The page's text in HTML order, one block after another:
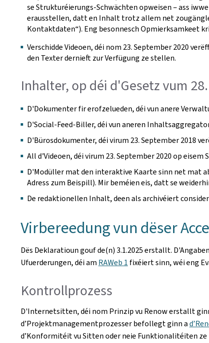
se Strukturéierungs-Schwächten opweisen ‒ ass
erausstellen, datt en Inhalt trotz allem net
Kontaktdaten“). Eng besonnesch Opmierksamkeet
Verschidde Videoen, déi nom 23. September 2020
den Texter dernieft zur Verfügung ze stellen.
Inhalter, op déi d'Gesetz vum
D'Dokumenter fir erofzelueden, déi vun anere
D'Social-Feed-Biller, déi vun aneren
D'Bürosdokumenter, déi virum 23. September 2018
All d'Videoen, déi virum 23. September 2020 op
D'Modüller mat den interaktive Kaarte sinn net mat
Adress zum Beispill). Mir beméien eis, datt se
De redaktionellen Inhalt, deen als archivéiert
Virbereedung vun dëser
Dës Deklaratioun gouf de(n)3.1.2025erstallt.
Ufuerderungen, déi am RAWeb 1 fixéiert sinn, wéi eng
Kontrollprozess
D'Internetsitten, déi nom Prinzip vu Renow erstallt
d’Projektmanagementprozesser befollegt ginn a
d’Konformitéit vu Sitten oder neie Funktionalitéiten